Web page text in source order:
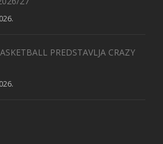
PREDSTAVLJA CRAZY